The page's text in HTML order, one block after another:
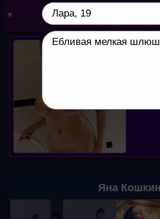
▼
Юля,
Мой
Яна
Лара, 19
Ебливая мелкая